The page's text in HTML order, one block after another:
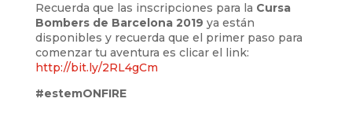
Recuerda que las inscripciones para la Cursa
Bombers de Barcelona 2019 ya están
disponibles y recuerda que el primer paso para
comenzar tu aventura es clicar el link:
http://bit.ly/2RL4gCm
#estemONFIRE